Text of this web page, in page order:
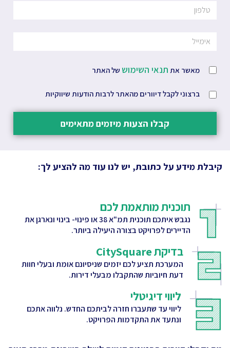
מאשר את תנאי השימוש של האתר
ברצוני לקבל דיוורים מהאתר לרבות הודעות שיווקיות
קבלו הצעות מיזמים מתאימים
קיבלת מידע על כתובת, יש לנו עוד מה להציע לך:
תוכנית מותאמת לכם
נגבש איתכם תוכנית תמ"א 38 או פינוי- בינוי ונארגן את
הדיירים לפרויקט בצורה היעילה ביותר.
בדיקת CitySquare
המערכת תציע לכם יזמים שניסיונם אומת ובעלי חוות
דעת חיוביות שהתקבלו מבעלי דירות.
ליווי דיגיטלי
ליווי עד שתעברו חזרה לביתכם החדש. נלווה אתכם
ונתעד את התקדמות הפרויקט.